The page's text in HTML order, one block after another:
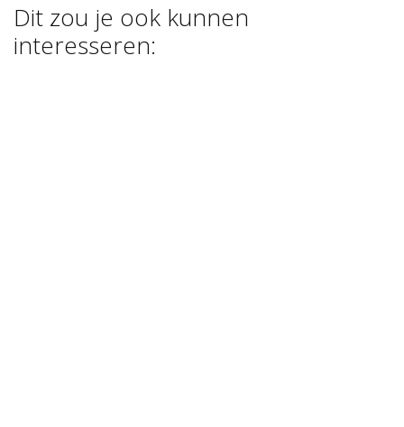
Dit zou je ook kunnen
interesseren: